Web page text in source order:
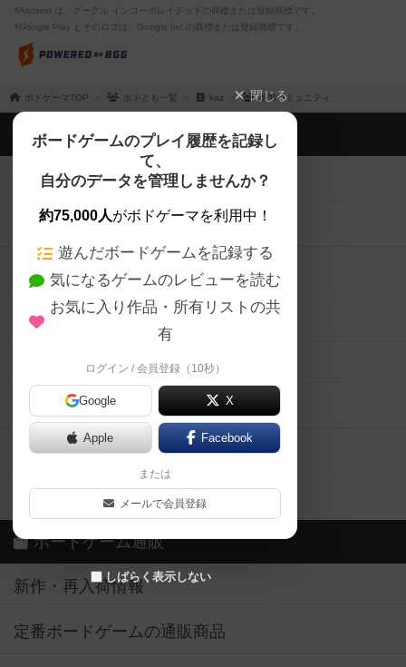
※Android は、グーグル インコーポレイテッドの商標または登録商標です。
※Google Play とそのロゴは、Google Inc.の商標または登録商標です。
ボドゲーマTOP ボドとも一覧 kaz 参加コミュニティ
閉じる
ボードゲームのプレイ履歴を記録し
て、
自分のデータを管理しませんか？
約75,000人がボドゲーマを利用中！
遊んだボードゲームを記録する
気になるゲームのレビューを読む
お気に入り作品・所有リストの共
有
ログイン / 会員登録（10秒）
Google X
Apple Facebook
または
メールで会員登録
しばらく表示しない
ボドゲーマTOP
ボードゲームを検索する
ボードゲームの新着レビュー
ボードゲーム会情報
メカニクス特集
掲示板・トピックス
ボドとも・会員一覧
ボードゲーム業界コラム
ボドゲーマご利用案内
ボードゲーム通販
新作・再入荷情報
定番ボードゲームの通販商品